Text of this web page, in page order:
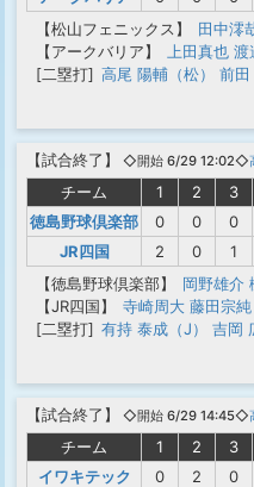
【松山フェニックス】
田中澪
【アークバリア】
上田真也 渡
[二塁打] 高尾 陽輔（松） 前田
【試合終了 】 ◇開始 6/29 12:02◇
チーム 1 2 3
徳島野球倶楽部
0 0 0
JR四国
2 0 1
【徳島野球倶楽部】
岡野雄介
【JR四国】
寺崎周大 藤田宗純
[二塁打] 有持 泰成（J） 吉岡
【試合終了 】 ◇開始 6/29 14:45◇
チーム 1 2 3
イワキテック
0 2 0